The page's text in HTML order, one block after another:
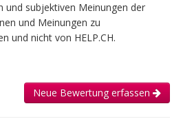
und subjektiven Meinungen der
und Meinungen zu
und nicht von HELP.CH.
Neue Bewertung erfassen